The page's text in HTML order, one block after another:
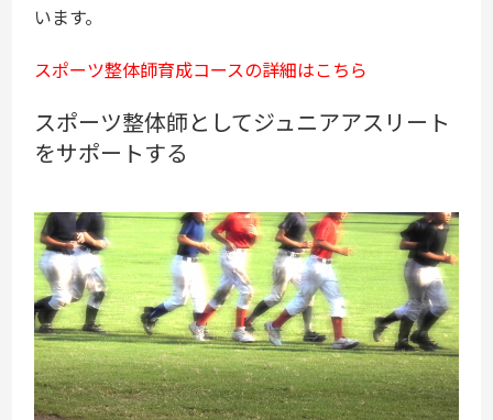
います。
スポーツ整体師育成コースの詳細はこちら
スポーツ整体師としてジュニアアスリート
をサポートする